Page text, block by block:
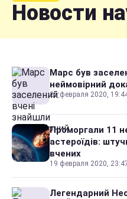
Новости
Марс був
неймовірний
25 февраля 2020,
Проморгали 11
астероїдів:
вчених
19 февраля 2020,
Легендарний